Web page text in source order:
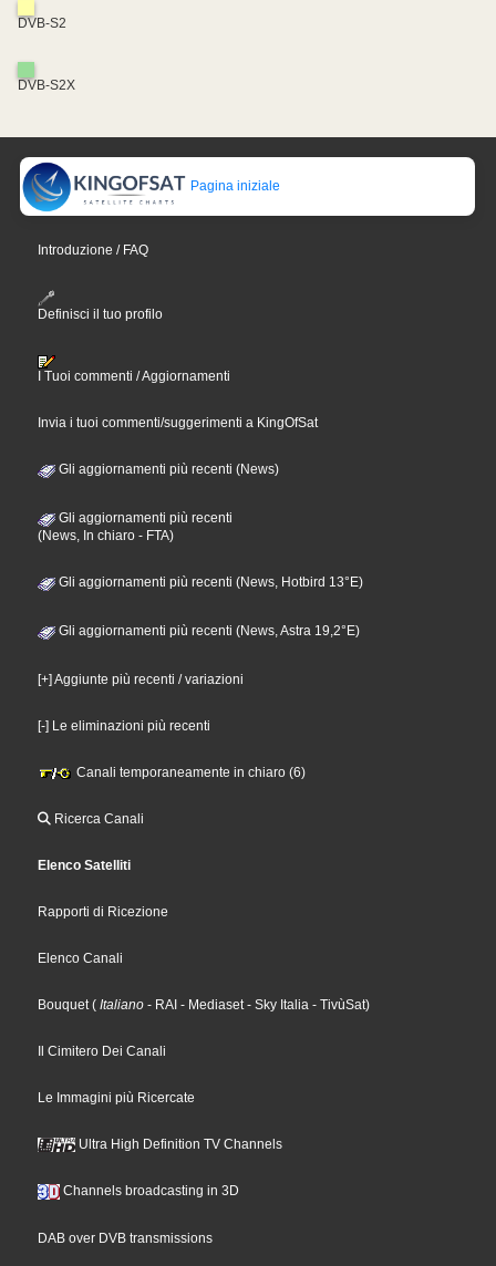
DVB-S2
DVB-S2X
Pagina iniziale
Introduzione / FAQ
Definisci il tuo profilo
I Tuoi commenti / Aggiornamenti
Invia i tuoi commenti/suggerimenti a KingOfSat
Gli aggiornamenti più recenti (News)
Gli aggiornamenti più recenti
(News, In chiaro - FTA)
Gli aggiornamenti più recenti (News, Hotbird 13°E)
Gli aggiornamenti più recenti (News, Astra 19,2°E)
[+] Aggiunte più recenti / variazioni
[-] Le eliminazioni più recenti
Canali temporaneamente in chiaro (6)
Ricerca Canali
Elenco Satelliti
Rapporti di Ricezione
Elenco Canali
Bouquet ( Italiano - RAI - Mediaset - Sky Italia - TivùSat)
Il Cimitero Dei Canali
Le Immagini più Ricercate
Ultra High Definition TV Channels
Channels broadcasting in 3D
DAB over DVB transmissions